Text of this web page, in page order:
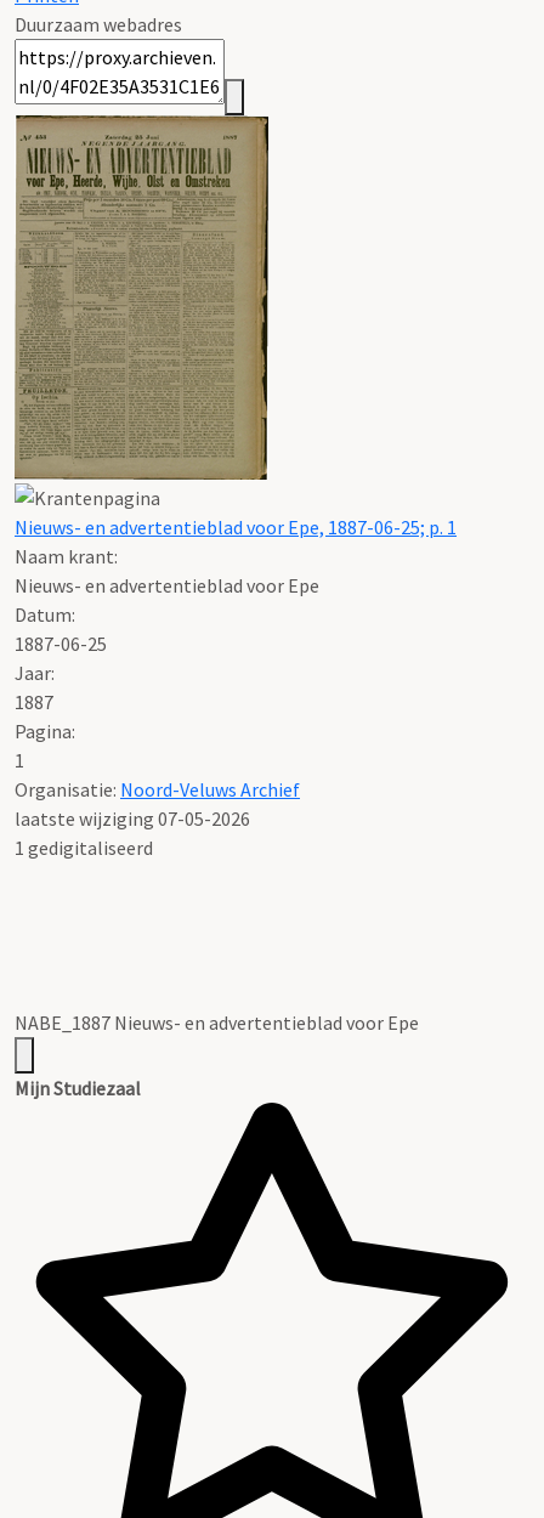
Duurzaam webadres
Nieuws- en advertentieblad voor Epe, 1887-06-25; p. 1
Naam krant:
Nieuws- en advertentieblad voor Epe
Datum:
1887-06-25
Jaar:
1887
Pagina:
1
Organisatie: Noord-Veluws Archief
laatste wijziging 07-05-2026
1 gedigitaliseerd
NABE_1887 Nieuws- en advertentieblad voor Epe
Mijn Studiezaal